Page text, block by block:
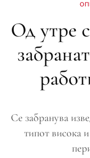
Од утре
Се забранува
типот висока